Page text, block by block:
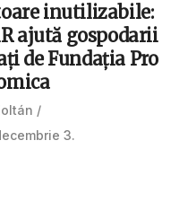
inutilizabile:
ajută gospodarii
de Fundația Pro
3.